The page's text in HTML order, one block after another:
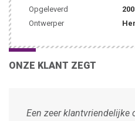
Opgeleverd
Ontwerper
ONZE KLANT ZEGT
Een zeer